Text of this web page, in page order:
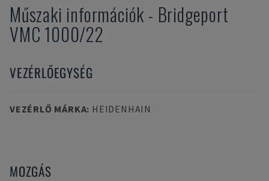
Műszaki információk - Bridgeport
VMC 1000/22
VEZÉRLŐEGYSÉG
VEZÉRLŐ MÁRKA: HEIDENHAIN
MOZGÁS